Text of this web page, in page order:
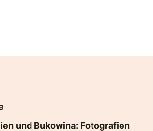
und Bukowina: Fotografien